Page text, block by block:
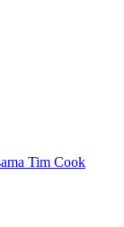
Tim Cook